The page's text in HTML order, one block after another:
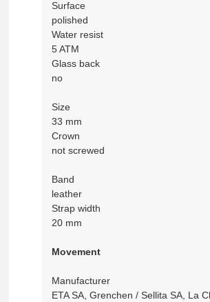
Surface
polished
Water resist
5 ATM
Glass back
no
Size
33 mm
Crown
not screwed
Band
leather
Strap width
20 mm
Movement
Manufacturer
ETA SA, Grenchen / Sellita SA, La